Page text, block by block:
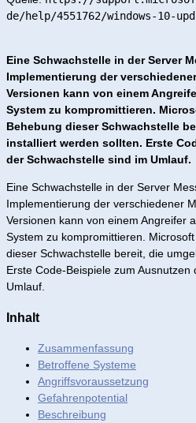
de/help/4551762/windows-10-
Eine Schwachstelle in der Server
Implementierung der
Versionen kann von einem
System zu kompromittieren.
Behebung dieser Schwachstelle
installiert werden sollten. Erste
der Schwachstelle sind im Umlauf.
Eine Schwachstelle in der Server
Implementierung der verschiedener
Versionen kann von einem Angreifer
System zu kompromittieren.
dieser Schwachstelle bereit, die
Erste Code-Beispiele zum Ausnutzen
Umlauf.
Inhalt
Zusammenfassung
Betroffene Systeme
Angriffsvoraussetzung
Gefahrenpotential
Beschreibung